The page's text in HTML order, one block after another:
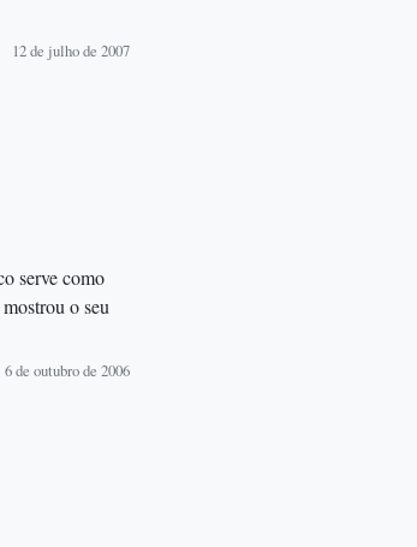
12 de julho de 2007
serve como
o seu
6 de outubro de 2006